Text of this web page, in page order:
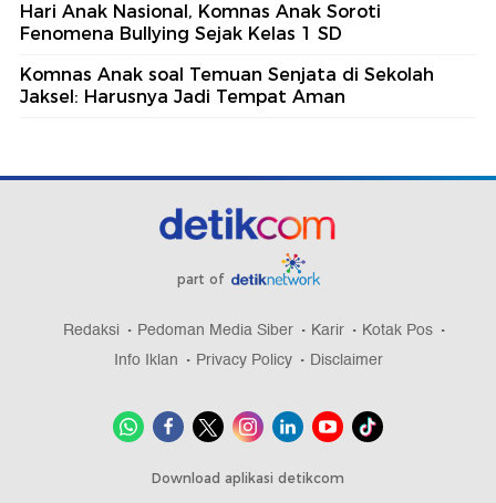
Hari Anak Nasional, Komnas Anak Soroti
Fenomena Bullying Sejak Kelas 1 SD
Komnas Anak soal Temuan Senjata di Sekolah
Jaksel: Harusnya Jadi Tempat Aman
part of
Redaksi Pedoman Media Siber Karir
Kotak Pos
Info Iklan
Privacy Policy Disclaimer
Download aplikasi detikcom